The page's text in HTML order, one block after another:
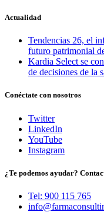
Actualidad
Tendencias 26, el
futuro patrimonial
Kardia Select se
de decisiones de la
Conéctate con nosotros
Twitter
LinkedIn
YouTube
Instagram
¿Te podemos ayudar?
Tel: 900 115 765